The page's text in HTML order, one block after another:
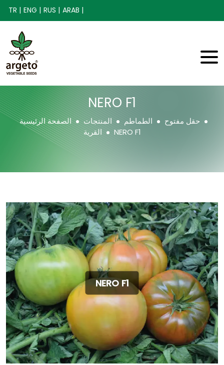
TR | ENG | RUS | ARAB |
NERO F1
الصفحة الرئيسية المنتجات الطماطم
حقل مفتوح
القرية
NERO F1
NERO F1